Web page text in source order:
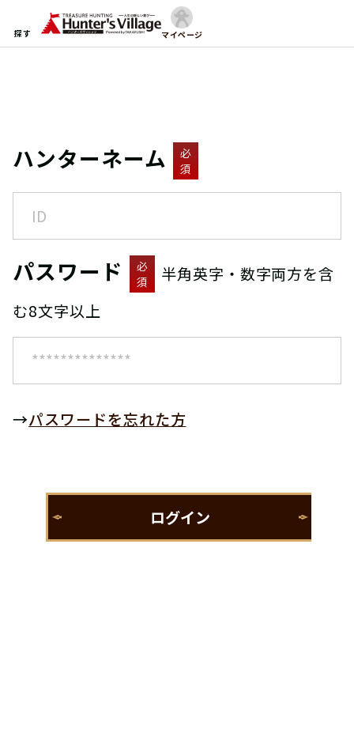
探す マイページ
ハンターネーム
必
須
パスワード
必
須
半角英字・数字両方を含
む8文字以上
→パスワードを忘れた方